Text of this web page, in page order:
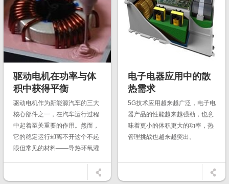
驱动电机在功率与体
积中获得平衡
驱动电机作为新能源汽车的三大
核心部件之一，在汽车运行过程
中起着至关重要的作用。然而，
它的稳定运行却离不开这个不起
眼但常见的材料——导热环氧灌
电子电器应用中的散
热需求
5G技术应用越来越广泛，电子电
器产品的性能越来越强劲，也意
味着更小的体积更大的功率，热
管理挑战也越来越突出。